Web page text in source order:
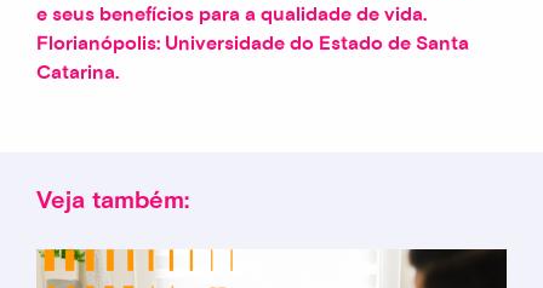
e seus benefícios para a qualidade de vida.
Florianópolis: Universidade do Estado de Santa
Catarina.
Veja também: